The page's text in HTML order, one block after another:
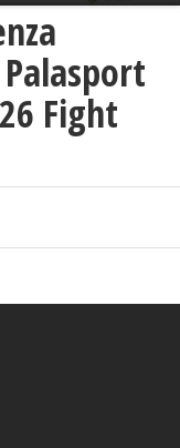
Fight